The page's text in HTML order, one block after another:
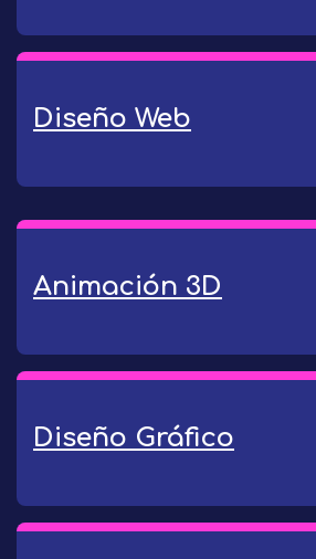
Diseño Web
Animación 3D
Diseño Gráfico